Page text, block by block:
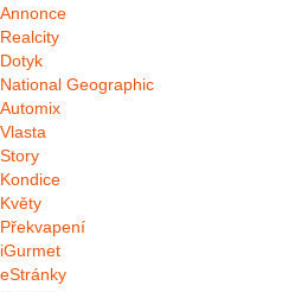
Annonce
Realcity
Dotyk
National Geographic
Automix
Vlasta
Story
Kondice
Květy
Překvapení
iGurmet
eStránky